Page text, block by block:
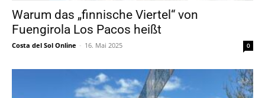
Warum das „finnische Viertel“ von
Fuengirola Los Pacos heißt
Costa del Sol Online - 16. Mai 2025 0